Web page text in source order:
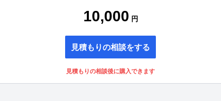
10,000 円
見積もりの相談をする
見積もりの相談後に購入できます